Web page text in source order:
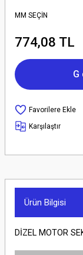
MM SEÇİN
774,08 TL
Karşılaştır
Ürün Bilgisi
DİZEL MOTOR